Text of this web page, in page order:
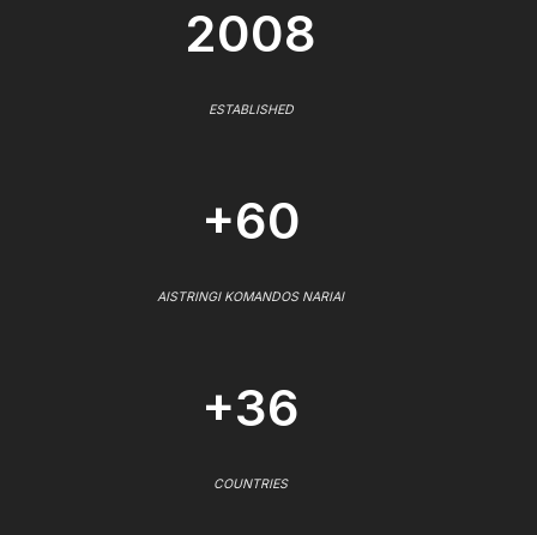
2008
ESTABLISHED
+60
AISTRINGI KOMANDOS NARIAI
+36
COUNTRIES